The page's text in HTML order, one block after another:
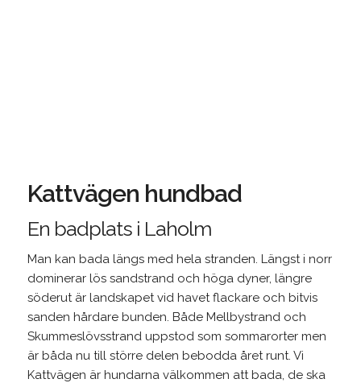
Kattvägen hundbad
En badplats i Laholm
Man kan bada längs med hela stranden. Längst i norr
dominerar lös sandstrand och höga dyner, längre
söderut är landskapet vid havet flackare och bitvis
sanden hårdare bunden. Både Mellbystrand och
Skummeslövsstrand uppstod som sommarorter men
är båda nu till större delen bebodda året runt. Vi
Kattvägen är hundarna välkommen att bada, de ska